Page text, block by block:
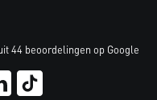
uit 44 beoordelingen op Google